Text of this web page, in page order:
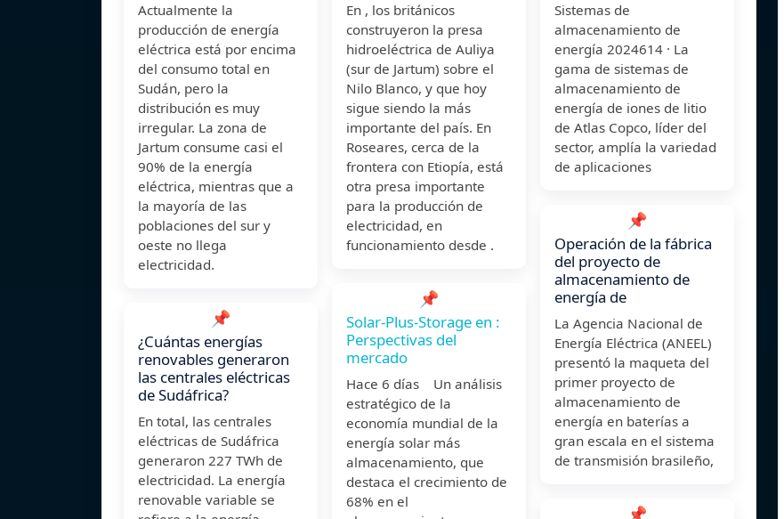
Actualmente la
producción de energía
eléctrica está por encima
del consumo total en
Sudán, pero la
distribución es muy
irregular. La zona de
Jartum consume casi el
90% de la energía
eléctrica, mientras que a
la mayoría de las
poblaciones del sur y
oeste no llega
electricidad.
📌
¿Cuántas energías
renovables generaron
las centrales eléctricas
de Sudáfrica?
En total, las centrales
eléctricas de Sudáfrica
generaron 227 TWh de
electricidad. La energía
renovable variable se
En , los británicos
construyeron la presa
hidroeléctrica de Auliya
(sur de Jartum) sobre el
Nilo Blanco, y que hoy
sigue siendo la más
importante del país. En
Roseares, cerca de la
frontera con Etiopía, está
otra presa importante
para la producción de
electricidad, en
funcionamiento desde .
📌
Solar-Plus-Storage en :
Perspectivas del
mercado
Hace 6 días Un análisis
estratégico de la
economía mundial de la
energía solar más
almacenamiento, que
destaca el crecimiento de
68% en el
Sistemas de
almacenamiento de
energía 2024614 · La
gama de sistemas de
almacenamiento de
energía de iones de litio
de Atlas Copco, líder del
sector, amplía la variedad
de aplicaciones
📌
Operación de la fábrica
del proyecto de
almacenamiento de
energía de
La Agencia Nacional de
Energía Eléctrica (ANEEL)
presentó la maqueta del
primer proyecto de
almacenamiento de
energía en baterías a
gran escala en el sistema
de transmisión brasileño,
📌